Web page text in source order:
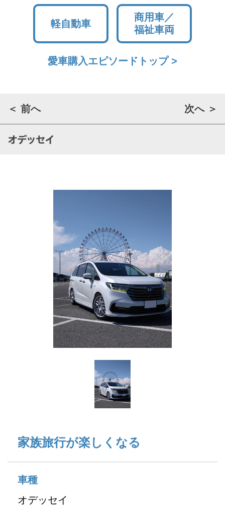
軽自動車
商用車／
福祉車両
愛車購入エピソードトップ >
＜ 前へ 次へ ＞
オデッセイ
家族旅行が楽しくなる
車種
オデッセイ